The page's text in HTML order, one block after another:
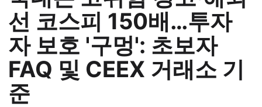
선 코스피 150배…투자
자 보호 '구멍': 초보자
FAQ 및 CEEX 거래소 기
준